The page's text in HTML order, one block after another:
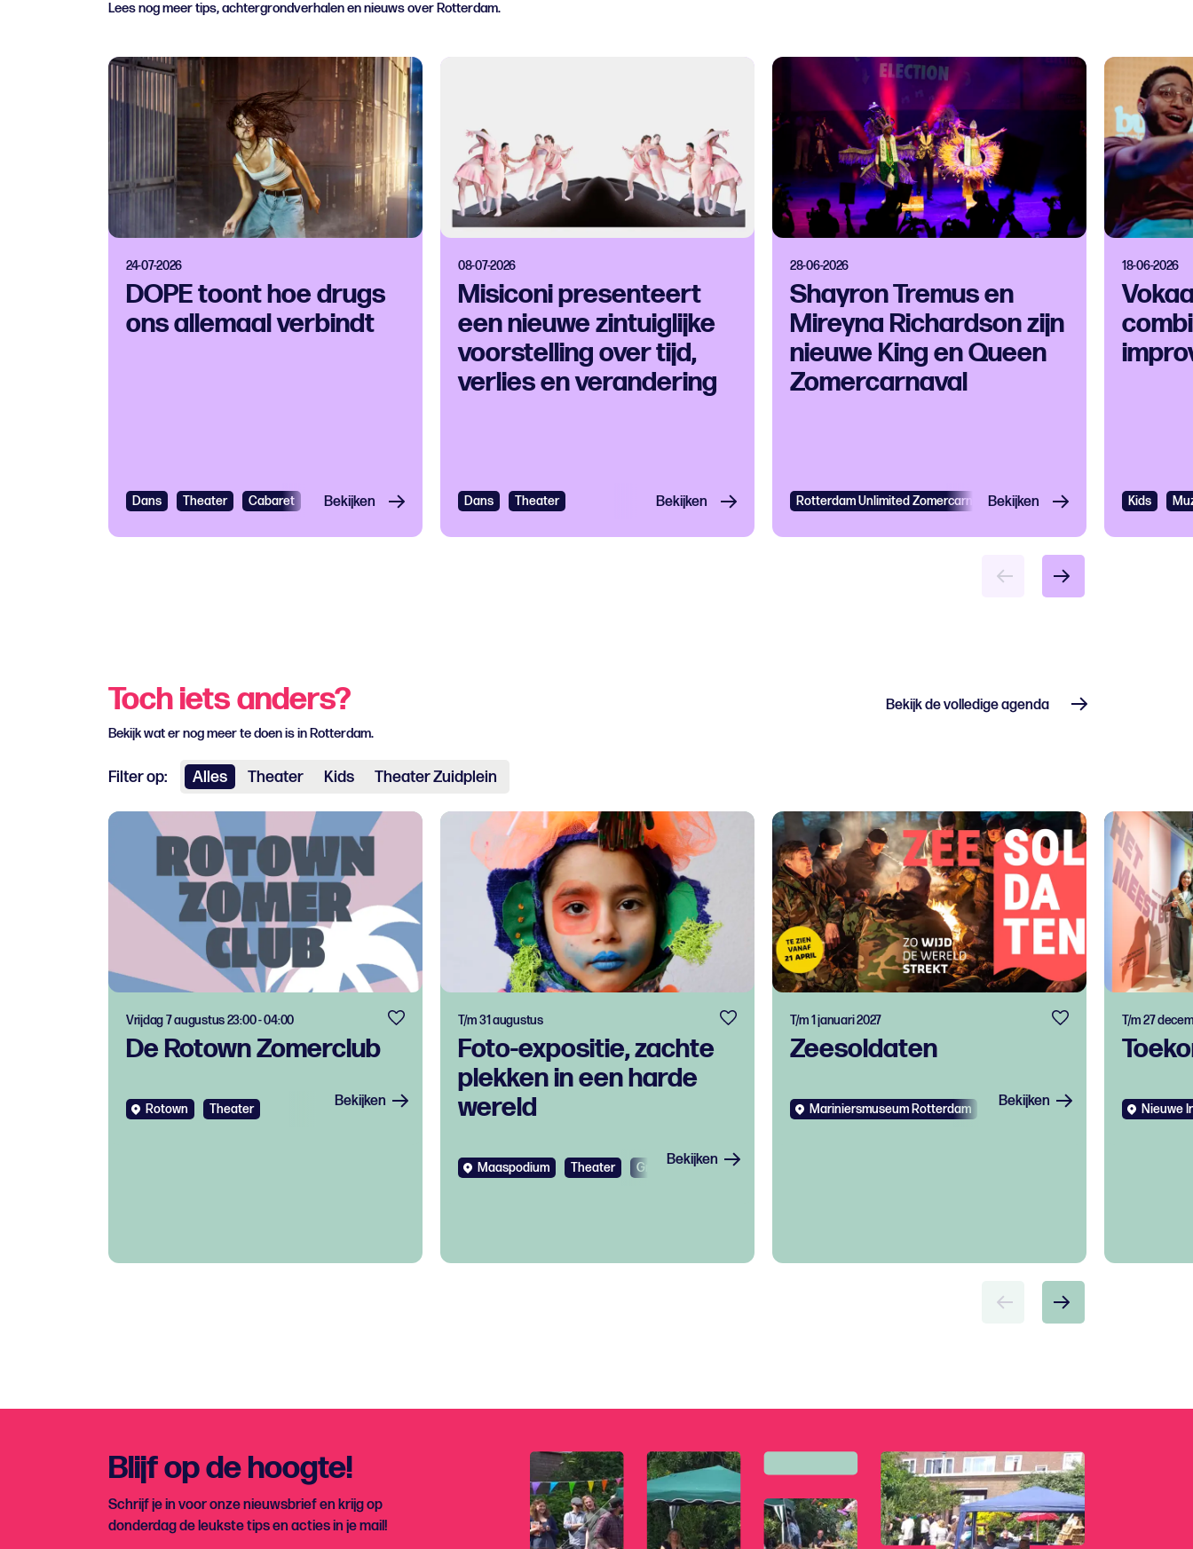
Lees nog meer tips, achtergrondverhalen en nieuws over Rotterdam.
24-07-2026
DOPE toont hoe drugs
ons allemaal verbindt
Dans Theater Cabaret Bekijken
08-07-2026
Misiconi presenteert
een nieuwe zintuiglijke
voorstelling over tijd,
verlies en verandering
Dans Theater Bekijken
28-06-2026
Shayron Tremus en
Mireyna Richardson zijn
nieuwe King en Queen
Zomercarnaval
Rotterdam Unlimited Zomercarnaval Festival Cultureel festival
Bekijken
18-06-2026
Kids
Toch iets anders?
Bekijk wat er nog meer te doen is in Rotterdam.
Filter op: Alles Theater Kids Theater Zuidplein
Bekijk de volledige agenda
De Rotown Zomerclub
Vrijdag 7 augustus 23:00 - 04:00
Rotown Theater Bekijken
Foto-expositie, zachte
plekken in een harde
wereld
T/m 31 augustus
Maaspodium Theater GratisBekijken
Zeesoldaten
T/m 1 januari 2027
Mariniersmuseum Rotterdam Expo Kids
Bekijken
T/m 27
Nieuwe
Blijf op de hoogte!
Schrijf je in voor onze nieuwsbrief en krijg op
donderdag de leukste tips en acties in je mail!